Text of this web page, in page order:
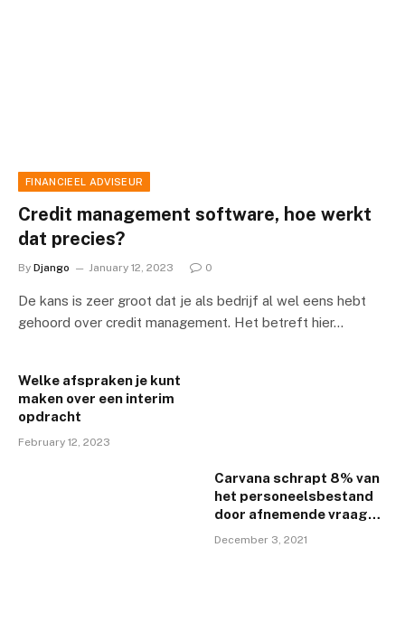
FINANCIEEL ADVISEUR
Credit management software, hoe werkt
dat precies?
By Django January 12, 2023 0
De kans is zeer groot dat je als bedrijf al wel eens hebt
gehoord over credit management. Het betreft hier…
Welke afspraken je kunt
maken over een interim
opdracht
February 12, 2023
Carvana schrapt 8% van
het personeelsbestand
door afnemende vraag
December 3, 2021